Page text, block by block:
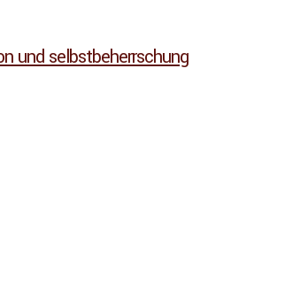
und selbstbeherrschung